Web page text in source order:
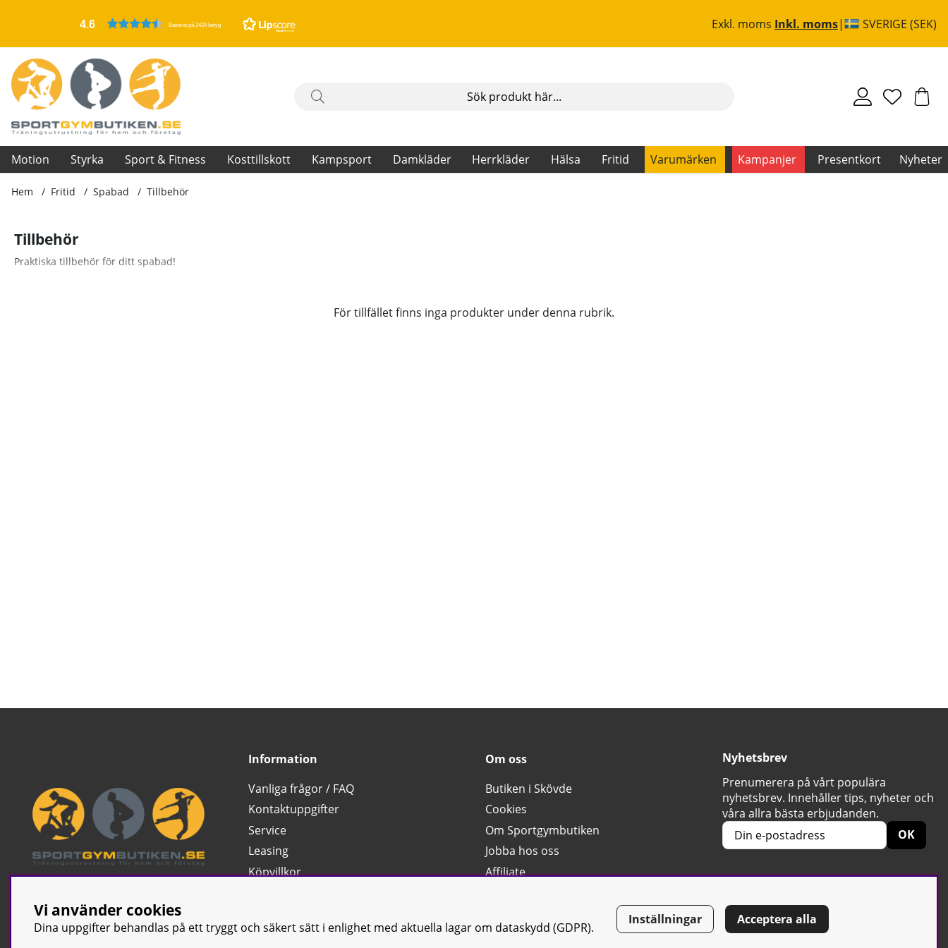
4.6 Baserat på 2424 betyg Exkl. moms Inkl. moms SVERIGE (SEK)
Motion Styrka Sport & Fitness Kosttillskott Kampsport Damkläder Herrkläder Hälsa Fritid Varumärken Kampanjer Presentkort Nyheter
Hem Fritid Spabad Tillbehör
Tillbehör
Praktiska tillbehör för ditt spabad!
För tillfället finns inga produkter under denna rubrik.
Information
Vanliga frågor / FAQ
Kontaktuppgifter
Service
Leasing
Köpvillkor
Om oss
Butiken i Skövde
Cookies
Om Sportgymbutiken
Jobba hos oss
Affiliate
Nyhetsbrev
Prenumerera på vårt populära
nyhetsbrev. Innehåller tips, nyheter och
våra allra bästa erbjudanden.
OK
Vi använder cookies
Dina uppgifter behandlas på ett tryggt och säkert sätt i enlighet med aktuella lagar om dataskydd (GDPR).
Inställningar Acceptera alla